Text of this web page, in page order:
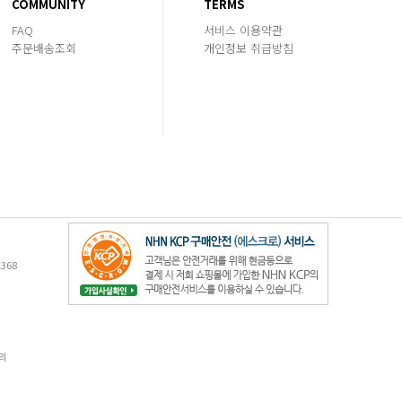
COMMUNITY
FAQ
주문배송조회
TERMS
서비스 이용약관
개인정보 취급방침